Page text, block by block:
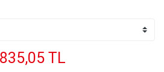
835,05 TL